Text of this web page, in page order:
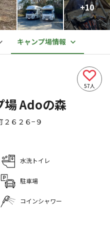
+10
キャンプ場情報
57人
場 Adoの森
２６２６−９
水洗トイレ
駐車場
コインシャワー